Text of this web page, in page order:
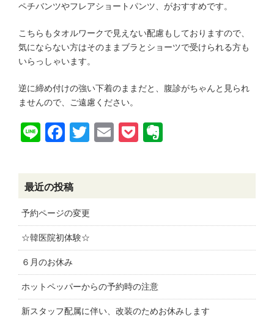
ペチバンツやフレアショートパンツ、がおすすめです。
こちらもタオルワークで見えない配慮もしておりますので、
気にならない方はそのままブラとショーツで受けられる方も
いらっしゃいます。
逆に締め付けの強い下着のままだと、腹診がちゃんと見られ
ませんので、ご遠慮ください。
LineFacebook
Twitter
EmailPocket
最近の投稿
予約ページの変更
☆韓医院初体験☆
６月のお休み
ホットペッパーからの予約時の注意
新スタッフ配属に伴い、改装のためお休みします